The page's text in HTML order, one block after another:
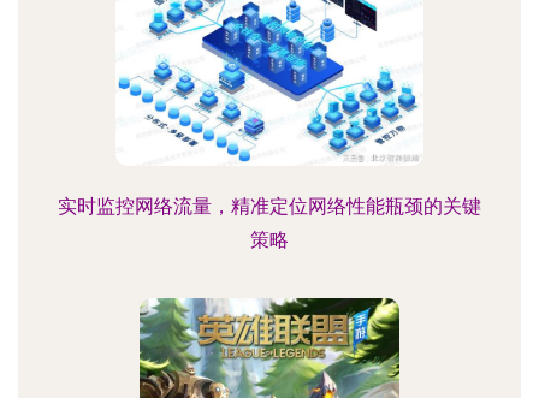
实时监控网络流量，精准定位网络性能瓶颈的关键
策略